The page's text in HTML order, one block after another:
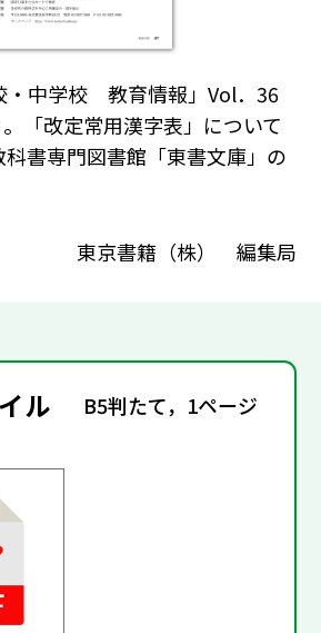
・中学校 教育情報」Vol．36
「改定常用漢字表」について
書専門図書館「東書文庫」の
東京書籍（株） 編集局
ル B5判たて，1ページ